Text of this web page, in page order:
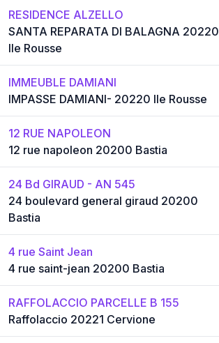
RESIDENCE ALZELLO
SANTA REPARATA DI BALAGNA 20220
Ile Rousse
IMMEUBLE DAMIANI
IMPASSE DAMIANI- 20220 Ile Rousse
12 RUE NAPOLEON
12 rue napoleon 20200 Bastia
24 Bd GIRAUD - AN 545
24 boulevard general giraud 20200
Bastia
4 rue Saint Jean
4 rue saint-jean 20200 Bastia
RAFFOLACCIO PARCELLE B 155
Raffolaccio 20221 Cervione